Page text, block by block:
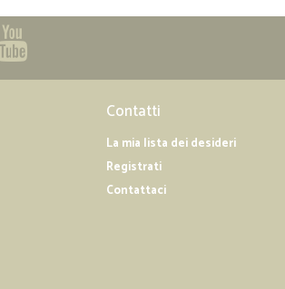
Contatti
La mia lista dei desideri
Registrati
Contattaci